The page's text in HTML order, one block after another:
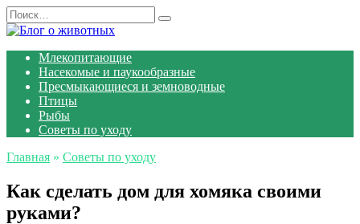
Перейти
к
Search
for:
Млекопитающие
Насекомые и паукообразные
Пресмыкающиеся и земноводные
Птицы
Рыбы
Советы по уходу
Главная » Советы по уходу
Как сделать дом для хомяка своими
руками?